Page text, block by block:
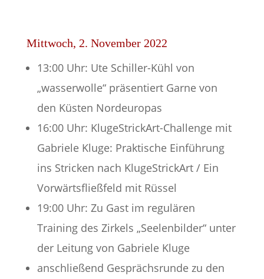
Mittwoch, 2. November 2022
13:00 Uhr: Ute Schiller-Kühl von
„wasserwolle“ präsentiert Garne von
den Küsten Nordeuropas
16:00 Uhr: KlugeStrickArt-Challenge mit
Gabriele Kluge: Praktische Einführung
ins Stricken nach KlugeStrickArt / Ein
Vorwärtsfließfeld mit Rüssel
19:00 Uhr: Zu Gast im regulären
Training des Zirkels „Seelenbilder“ unter
der Leitung von Gabriele Kluge
anschließend Gesprächsrunde zu den